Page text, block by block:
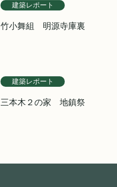
建築レポート
竹小舞組 明源寺庫裏
建築レポート
三本木２の家 地鎮祭